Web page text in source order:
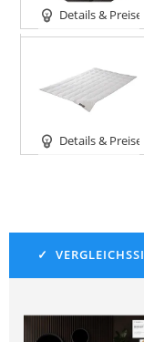
Details & Preise
Details & Preise